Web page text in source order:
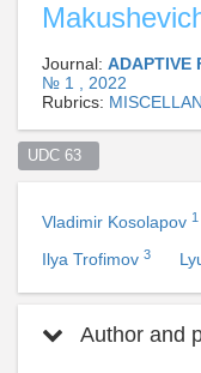
Journal: ADAPTIVE
№ 1 , 2022
Rubrics:
UDC 63
Vladimir Kosolapov 1
Ilya Trofimov 3
Author and